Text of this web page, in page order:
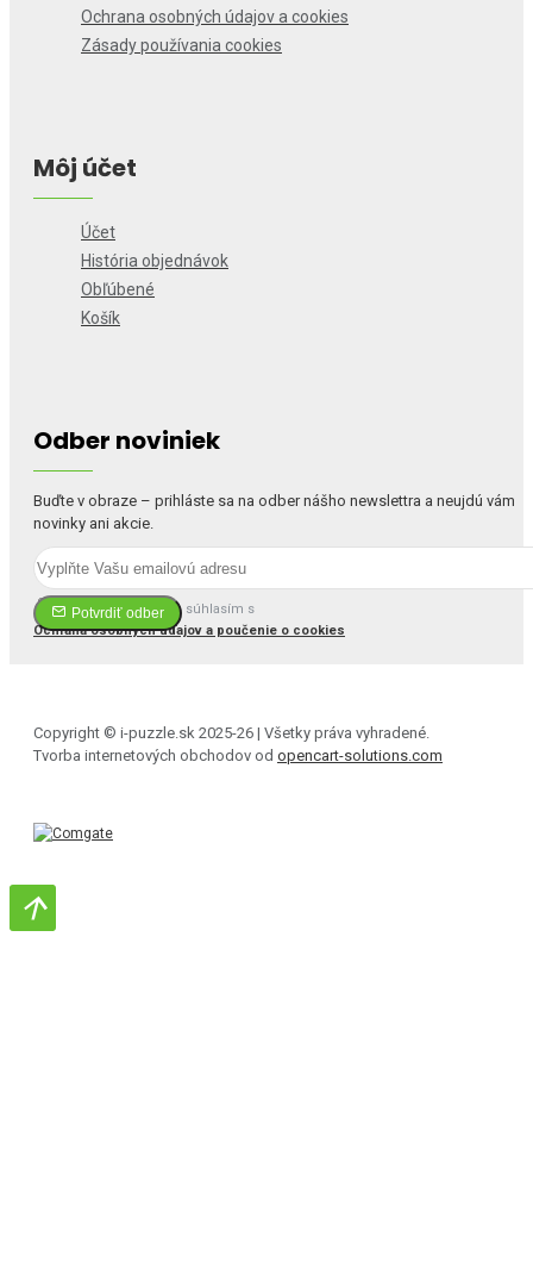
Ochrana osobných údajov a cookies
Zásady používania cookies
Môj účet
Účet
História objednávok
Obľúbené
Košík
Odber noviniek
Buďte v obraze – prihláste sa na odber nášho newslettra a neujdú vám
novinky ani akcie.
Potvrdiť odber
Prečítal(a) som si a súhlasím s
Ochrana osobných údajov a poučenie o cookies
Copyright © i-puzzle.sk 2025-26 | Všetky práva vyhradené.
Tvorba internetových obchodov od opencart-solutions.com